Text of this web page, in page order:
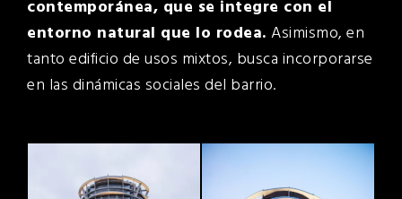
contemporánea, que se integre con el
entorno natural que lo rodea. Asimismo, en
tanto edificio de usos mixtos, busca incorporarse
en las dinámicas sociales del barrio.